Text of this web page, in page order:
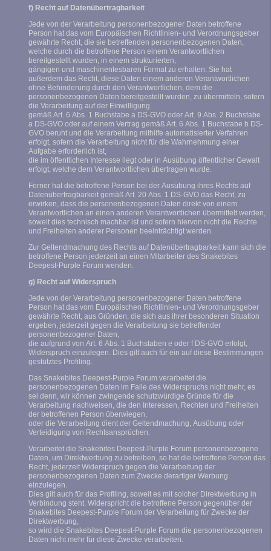
f) Recht auf Datenübertragbarkeit
Jede von der Verarbeitung personenbezogener Daten betroffene
Person hat das vom Europäischen Richtlinien- und Verordnungsgeber
gewährte Recht, die sie betreffenden personenbezogenen Daten,
welche durch die betroffene Person einem Verantwortlichen
bereitgestellt wurden, in einem strukturierten,
gängigen und maschinenlesbaren Format zu erhalten. Sie hat
außerdem das Recht, diese Daten einem anderen Verantwortlichen
ohne Behinderung durch den Verantwortlichen, dem die
personenbezogenen Daten bereitgestellt wurden, zu übermitteln, sofern
die Verarbeitung auf der Einwilligung
gemäß Art. 6 Abs. 1 Buchstabe a DS-GVO oder Art. 9 Abs. 2 Buchstabe
a DS-GVO oder auf einem Vertrag gemäß Art. 6 Abs. 1 Buchstabe b DS-
GVO beruht und die Verarbeitung mithilfe automatisierter Verfahren
erfolgt, sofern die Verarbeitung nicht für die Wahrnehmung einer
Aufgabe erforderlich ist,
die im öffentlichen Interesse liegt oder in Ausübung öffentlicher Gewalt
erfolgt, welche dem Verantwortlichen übertragen wurde.
Ferner hat die betroffene Person bei der Ausübung ihres Rechts auf
Datenübertragbarkeit gemäß Art. 20 Abs. 1 DS-GVO das Recht, zu
erwirken, dass die personenbezogenen Daten direkt von einem
Verantwortlichen an einen anderen Verantwortlichen übermittelt werden,
soweit dies technisch machbar ist und sofern hiervon nicht die Rechte
und Freiheiten anderer Personen beeinträchtigt werden.
Zur Geltendmachung des Rechts auf Datenübertragbarkeit kann sich die
betroffene Person jederzeit an einen Mitarbeiter des Snakebites
Deepest-Purple Forum wenden.
g) Recht auf Widerspruch
Jede von der Verarbeitung personenbezogener Daten betroffene
Person hat das vom Europäischen Richtlinien- und Verordnungsgeber
gewährte Recht, aus Gründen, die sich aus ihrer besonderen Situation
ergeben, jederzeit gegen die Verarbeitung sie betreffender
personenbezogener Daten,
die aufgrund von Art. 6 Abs. 1 Buchstaben e oder f DS-GVO erfolgt,
Widerspruch einzulegen. Dies gilt auch für ein auf diese Bestimmungen
gestütztes Profiling.
Das Snakebites Deepest-Purple Forum verarbeitet die
personenbezogenen Daten im Falle des Widerspruchs nicht mehr, es
sei denn, wir können zwingende schutzwürdige Gründe für die
Verarbeitung nachweisen, die den Interessen, Rechten und Freiheiten
der betroffenen Person überwiegen,
oder die Verarbeitung dient der Geltendmachung, Ausübung oder
Verteidigung von Rechtsansprüchen.
Verarbeitet die Snakebites Deepest-Purple Forum personenbezogene
Daten, um Direktwerbung zu betreiben, so hat die betroffene Person das
Recht, jederzeit Widerspruch gegen die Verarbeitung der
personenbezogenen Daten zum Zwecke derartiger Werbung
einzulegen.
Dies gilt auch für das Profiling, soweit es mit solcher Direktwerbung in
Verbindung steht. Widerspricht die betroffene Person gegenüber der
Snakebites Deepest-Purple Forum der Verarbeitung für Zwecke der
Direktwerbung,
so wird die Snakebites Deepest-Purple Forum die personenbezogenen
Daten nicht mehr für diese Zwecke verarbeiten.